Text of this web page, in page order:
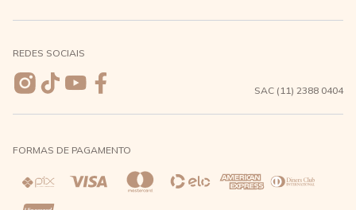
Meus pedidos
Wishlist
Entrega e Frete
Trocas e Devoluções
Direito de Arrependimento
Política de Privacidade
REDES SOCIAIS
SAC (11) 2388 0404
FORMAS DE PAGAMENTO